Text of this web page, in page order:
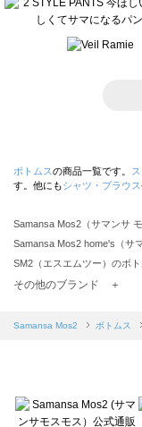
ボトムスの商品一覧です。
す。他にもシャツ・ブラウス
Samansa Mos2（サマンサ
Samansa Mos2 home's（サ
SM2（エスエムツー）のボ
TSUHARU by Samansa
Samansa Mos2 blue（サマ
sō4ū（ソウフォーユー）の
Te chichi（テチチ）のボト
Te chichi CLASSIC（テチチ
その他のブランド ＋
Samansa Mos2 ボトムス